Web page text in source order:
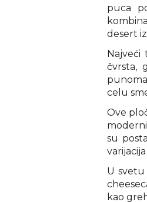
puca
desert
Najveći
čvrsta,
celu
Ove
su
U svetu
kao